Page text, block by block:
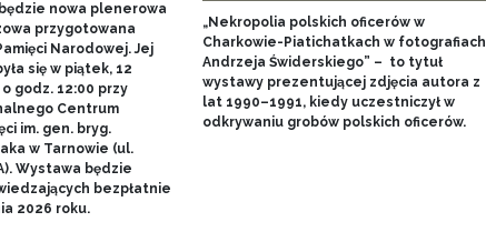
nowa plenerowa
przygotowana
Narodowej. Jej
się w piątek, 12
godz. 12:00 przy
Centrum
im. gen. bryg.
w Tarnowie (ul.
Wystawa będzie
bezpłatnie
2026 roku.
„Nekropolia polskich oficerów w
Charkowie-Piatichatkach w fotografiach
Andrzeja Świderskiego” – to tytuł
wystawy prezentującej zdjęcia autora z
lat 1990–1991, kiedy uczestniczył w
odkrywaniu grobów polskich oficerów.